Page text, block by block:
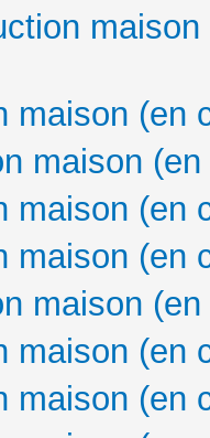
maison (en
maison
maison (en
maison (en
maison
maison (en
maison (en